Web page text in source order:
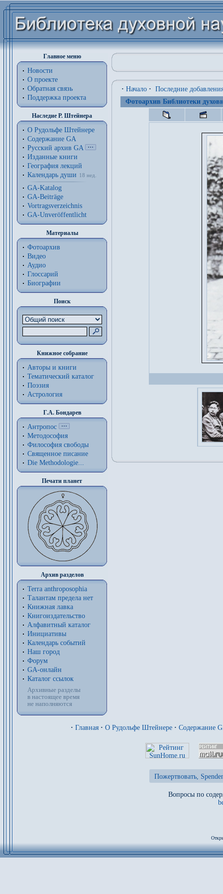
Главное меню
Новости
О проекте
Обратная связь
Поддержка проекта
Наследие Р. Штейнера
О Рудольфе Штейнере
Содержание GA
Русский архив GA
Изданные книги
География лекций
Календарь души
18 нед.
GA-Katalog
GA-Beiträge
Vortragsverzeichnis
GA-Unveröffentlicht
Материалы
Фотоархив
Видео
Аудио
Глоссарий
Биографии
Поиск
Книжное собрание
Авторы и книги
Тематический каталог
Поэзия
Астрология
Г.А. Бондарев
Антропос
Методософия
Философия cвободы
Священное писание
Die Methodologie...
Печати планет
Архив разделов
Terra anthroposophia
Талантам предела нет
Книжная лавка
Книгоиздательство
Алфавитный каталог
Инициативы
Календарь событий
Наш город
Форум
GA-онлайн
Каталог ссылок
Архивные разделы
в настоящее время
не наполняются
· Начало · Последние
Фотоархив Библиотеки
· Главная · О Рудольфе Штейнере · Содержание
Пожертвовать,
Вопросы по